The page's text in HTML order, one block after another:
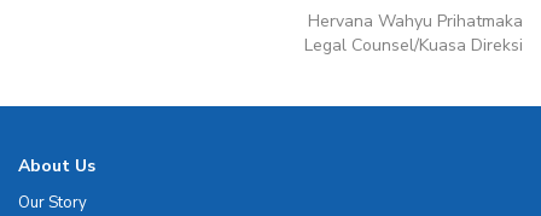
Hervana Wahyu Prihatmaka
Legal Counsel/Kuasa Direksi
About Us
Our Story